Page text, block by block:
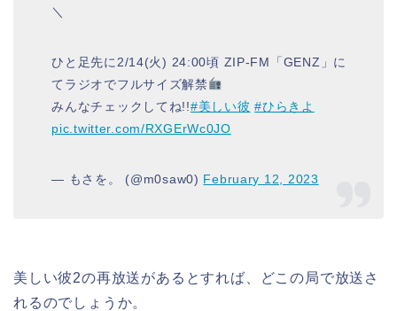
＼
ひと足先に2/14(火) 24:00頃 ZIP-FM「GENZ」に
てラジオでフルサイズ解禁
みんなチェックしてね!!#美しい彼 #ひらきよ
pic.twitter.com/RXGErWc0JO
— もさを。 (@m0saw0) February 12, 2023
美しい彼2の再放送があるとすれば、どこの局で放送さ
れるのでしょうか。